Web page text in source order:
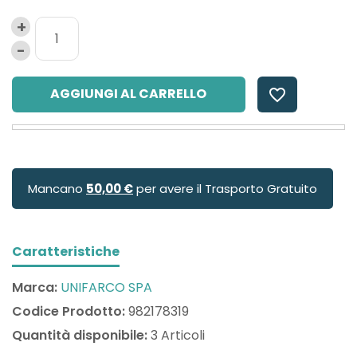
AGGIUNGI AL CARRELLO favorite_border
Mancano 50,00 €per avere il Trasporto Gratuito
Caratteristiche
Marca: UNIFARCO SPA
Codice Prodotto:982178319
Quantità disponibile:3 Articoli